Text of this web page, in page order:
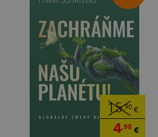
15,90 €
4,95 €